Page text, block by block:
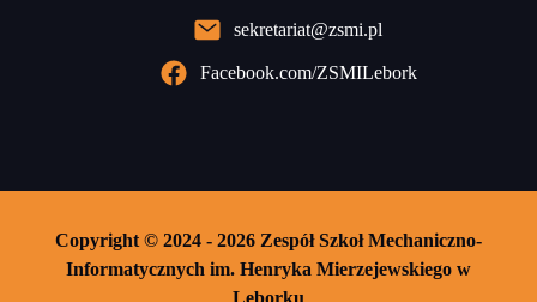
sekretariat@zsmi.pl
Facebook.com/ZSMILebork
Copyright © 2024 - 2026 Zespół Szkoł Mechaniczno-
Informatycznych im. Henryka Mierzejewskiego w